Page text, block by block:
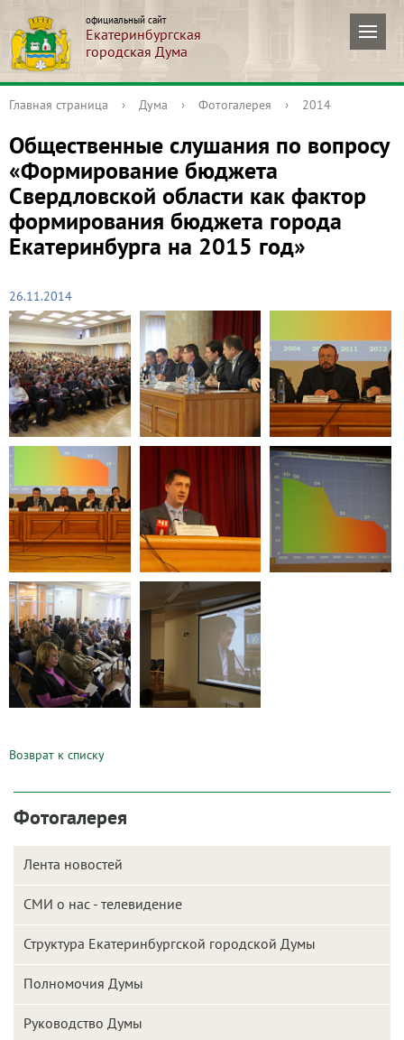
официальный сайт
Екатеринбургская
городская Дума
Главная страница › Дума › Фотогалерея › 2014
Общественные слушания по вопросу
«Формирование бюджета
Свердловской области как фактор
формирования бюджета города
Екатеринбурга на 2015 год»
26.11.2014
Возврат к списку
Фотогалерея
Лента новостей
СМИ о нас - телевидение
Структура Екатеринбургской городской Думы
Полномочия Думы
Руководство Думы